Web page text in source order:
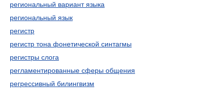
региональный вариант языка
региональный язык
регистр
регистр тона фонетической синтагмы
регистры слога
регламентированные сферы общения
регрессивный билингвизм